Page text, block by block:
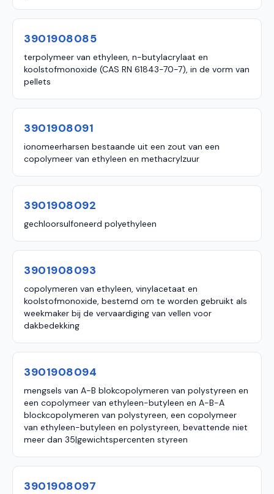
3901908085
terpolymeer van ethyleen, n-butylacrylaat en
koolstofmonoxide (CAS RN 61843-70-7), in de vorm van
pellets
3901908091
ionomeerharsen bestaande uit een zout van een
copolymeer van ethyleen en methacrylzuur
3901908092
gechloorsulfoneerd polyethyleen
3901908093
copolymeren van ethyleen, vinylacetaat en
koolstofmonoxide, bestemd om te worden gebruikt als
weekmaker bij de vervaardiging van vellen voor
dakbedekking
3901908094
mengsels van A-B blokcopolymeren van polystyreen en
een copolymeer van ethyleen-butyleen en A-B-A
blockcopolymeren van polystyreen, een copolymeer
van ethyleen-butyleen en polystyreen, bevattende niet
meer dan 35|gewichtspercenten styreen
3901908097